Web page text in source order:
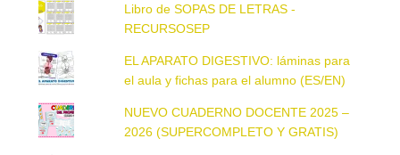
Libro de SOPAS DE LETRAS -
RECURSOSEP
EL APARATO DIGESTIVO: láminas para
el aula y fichas para el alumno (ES/EN)
NUEVO CUADERNO DOCENTE 2025 –
2026 (SUPERCOMPLETO Y GRATIS)